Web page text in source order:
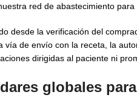
red de abastecimiento
desde la verificación del
de envío con la receta, la
dirigidas al paciente ni
globales